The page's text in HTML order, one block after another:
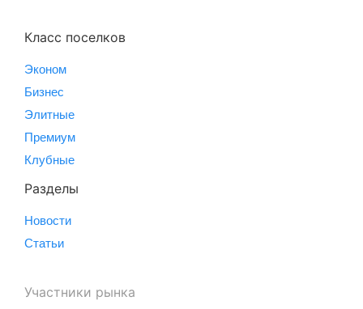
Класс поселков
Эконом
Бизнес
Элитные
Премиум
Клубные
Разделы
Новости
Статьи
Участники рынка